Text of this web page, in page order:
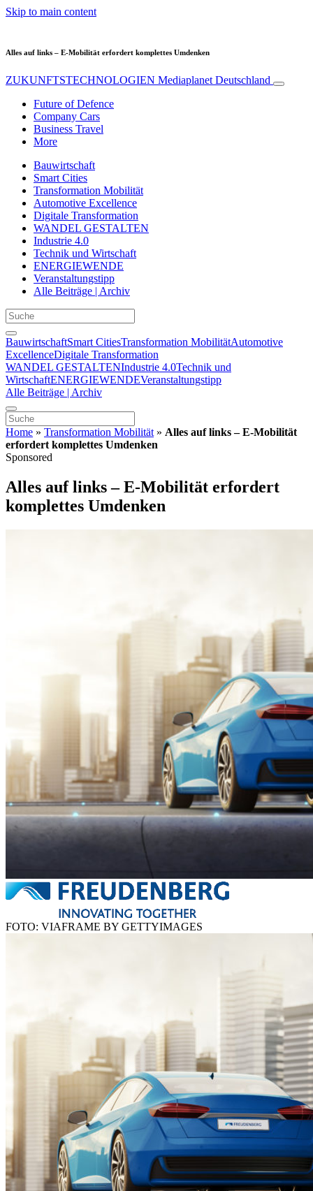
Skip to main content
Alles auf links – E-Mobilität erfordert komplettes Umdenken
ZUKUNFTSTECHNOLOGIEN Mediaplanet Deutschland
Future of Defence
Company Cars
Business Travel
More
Bauwirtschaft
Smart Cities
Transformation Mobilität
Automotive Excellence
Digitale Transformation
WANDEL GESTALTEN
Industrie 4.0
Technik und Wirtschaft
ENERGIEWENDE
Veranstaltungstipp
Alle Beiträge | Archiv
BauwirtschaftSmart CitiesTransformation MobilitätAutomotive
ExcellenceDigitale Transformation
WANDEL GESTALTENIndustrie 4.0Technik und
WirtschaftENERGIEWENDEVeranstaltungstipp
Alle Beiträge | Archiv
Home » Transformation Mobilität » Alles auf links – E-Mobilität
erfordert komplettes Umdenken
Sponsored
Alles auf links – E-Mobilität erfordert
komplettes Umdenken
FOTO: VIAFRAME BY GETTYIMAGES